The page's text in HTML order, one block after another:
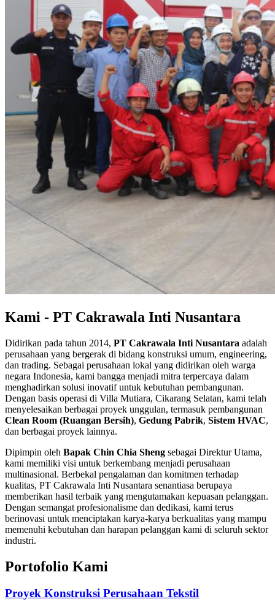
Kami - PT Cakrawala Inti Nusantara
Didirikan pada tahun 2014, PT Cakrawala Inti Nusantara adalah
perusahaan yang bergerak di bidang konstruksi umum, engineering,
dan trading. Sebagai perusahaan lokal yang didirikan oleh warga
negara Indonesia, kami bangga menjadi mitra terpercaya dalam
menghadirkan solusi inovatif untuk kebutuhan pembangunan.
Dengan basis operasi di Villa Mutiara, Cikarang Selatan, kami telah
menyelesaikan berbagai proyek unggulan, termasuk pembangunan
Clean Room (Ruangan Bersih), Gedung Pabrik, Sistem HVAC,
dan berbagai proyek lainnya.
Dipimpin oleh Bapak Chin Chia Sheng sebagai Direktur Utama,
kami memiliki visi untuk berkembang menjadi perusahaan
multinasional. Berbekal pengalaman dan komitmen terhadap
kualitas, PT Cakrawala Inti Nusantara senantiasa berupaya
memberikan hasil terbaik yang mengutamakan kepuasan pelanggan.
Dengan semangat profesionalisme dan dedikasi, kami terus
berinovasi untuk menciptakan karya-karya berkualitas yang mampu
memenuhi kebutuhan dan harapan pelanggan kami di seluruh sektor
industri.
Portofolio Kami
Proyek Konstruksi Perusahaan Tekstil